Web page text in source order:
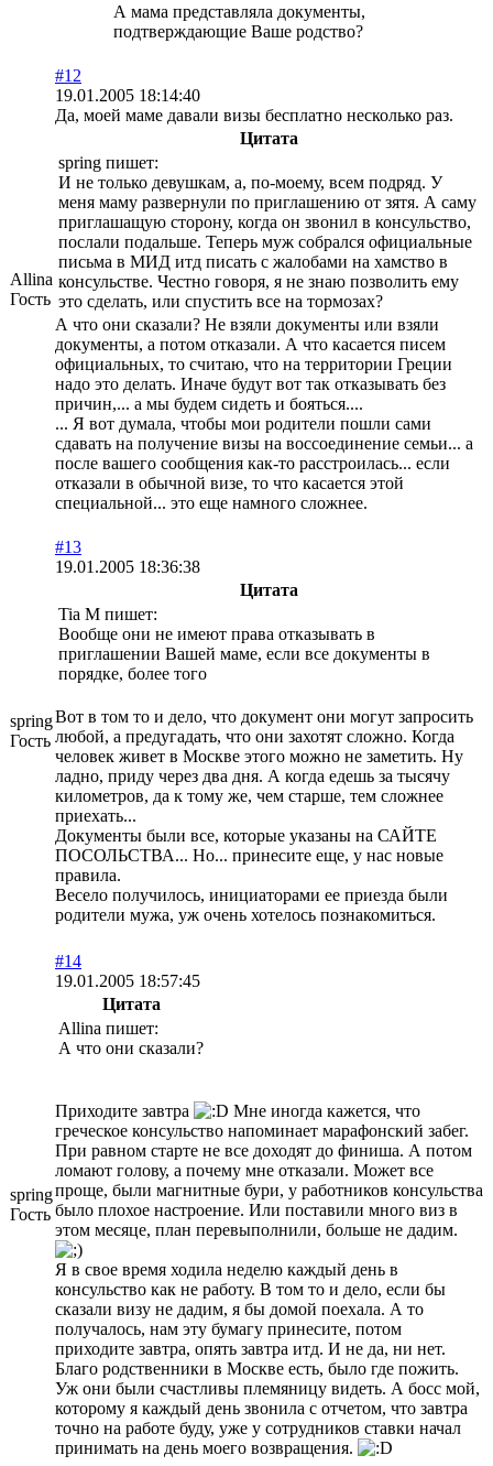
А мама представляла документы,
подтверждающие Ваше родство?
Allina
Гость
#12
19.01.2005 18:14:40
Да, моей маме давали визы бесплатно несколько раз.
Цитата
spring пишет:
И не только девушкам, а, по-моему, всем подряд. У
меня маму развернули по приглашению от зятя. А саму
приглашащую сторону, когда он звонил в консульство,
послали подальше. Теперь муж собрался официальные
письма в МИД итд писать с жалобами на хамство в
консульстве. Честно говоря, я не знаю позволить ему
это сделать, или спустить все на тормозах?
А что они сказали? Не взяли документы или взяли
документы, а потом отказали. А что касается писем
официальных, то считаю, что на территории Греции
надо это делать. Иначе будут вот так отказывать без
причин,... а мы будем сидеть и бояться....
... Я вот думала, чтобы мои родители пошли сами
сдавать на получение визы на воссоединение семьи... а
после вашего сообщения как-то расстроилась... если
отказали в обычной визе, то что касается этой
специальной... это еще намного сложнее.
spring
Гость
#13
19.01.2005 18:36:38
Цитата
Tia М пишет:
Вообще они не имеют права отказывать в
приглашении Вашей маме, если все документы в
порядке, более того
Вот в том то и дело, что документ они могут запросить
любой, а предугадать, что они захотят сложно. Когда
человек живет в Москве этого можно не заметить. Ну
ладно, приду через два дня. А когда едешь за тысячу
километров, да к тому же, чем старше, тем сложнее
приехать...
Документы были все, которые указаны на САЙТЕ
ПОСОЛЬСТВА... Но... принесите еще, у нас новые
правила.
Весело получилось, инициаторами ее приезда были
родители мужа, уж очень хотелось познакомиться.
spring
Гость
#14
19.01.2005 18:57:45
Цитата
Allina пишет:
А что они сказали?
Приходите завтра
Мне иногда кажется, что
греческое консульство напоминает марафонский забег.
При равном старте не все доходят до финиша. А потом
ломают голову, а почему мне отказали. Может все
проще, были магнитные бури, у работников консульства
было плохое настроение. Или поставили много виз в
этом месяце, план перевыполнили, больше не дадим.
Я в свое время ходила неделю каждый день в
консульство как не работу. В том то и дело, если бы
сказали визу не дадим, я бы домой поехала. А то
получалось, нам эту бумагу принесите, потом
приходите завтра, опять завтра итд. И не да, ни нет.
Благо родственники в Москве есть, было где пожить.
Уж они были счастливы племяницу видеть. А босс мой,
которому я каждый день звонила с отчетом, что завтра
точно на работе буду, уже у сотрудников ставки начал
принимать на день моего возвращения.